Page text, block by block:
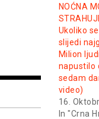
NOĆNA
Ukoliko
slijedi
Milion
napustilo
sedam
video)
16.
In "Crna